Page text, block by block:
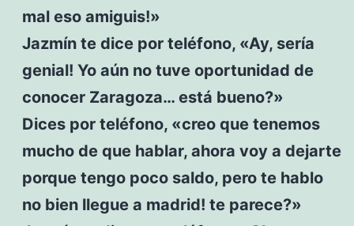
mal eso amiguis!»
Jazmín te dice por teléfono, «Ay, sería
genial! Yo aún no tuve oportunidad de
conocer Zaragoza… está bueno?»
Dices por teléfono, «creo que tenemos
mucho de que hablar, ahora voy a dejarte
porque tengo poco saldo, pero te hablo
no bien llegue a madrid! te parece?»